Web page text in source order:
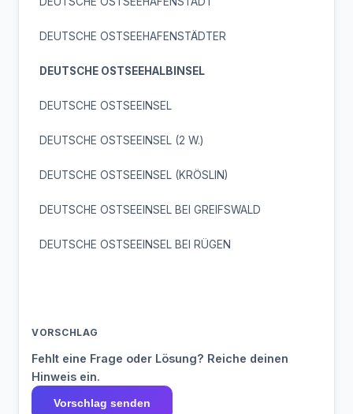
DEUTSCHE OSTSEEHAFENSTÄDTER
DEUTSCHE OSTSEEHALBINSEL
DEUTSCHE OSTSEEINSEL
DEUTSCHE OSTSEEINSEL (2 W.)
DEUTSCHE OSTSEEINSEL (KRÖSLIN)
DEUTSCHE OSTSEEINSEL BEI GREIFSWALD
DEUTSCHE OSTSEEINSEL BEI RÜGEN
VORSCHLAG
Fehlt eine Frage oder Lösung? Reiche deinen
Hinweis ein.
Vorschlag senden